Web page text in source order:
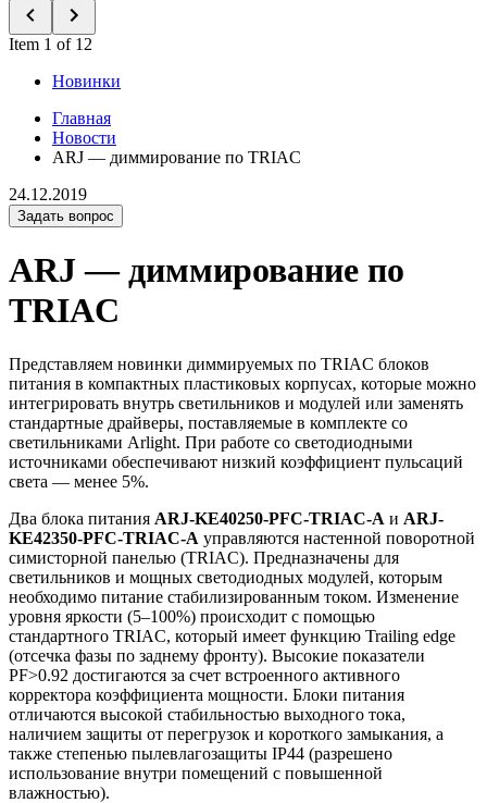
Item 1 of 12
Новинки
Главная
Новости
ARJ — диммирование по TRIAC
24.12.2019
Задать вопрос
ARJ — диммирование по
TRIAC
Представляем новинки диммируемых по TRIAC блоков
питания в компактных пластиковых корпусах, которые можно
интегрировать внутрь светильников и модулей или заменять
стандартные драйверы, поставляемые в комплекте со
светильниками Arlight. При работе со светодиодными
источниками обеспечивают низкий коэффициент пульсаций
света — менее 5%.
Два блока питания ARJ-KE40250-PFC-TRIAC-A и ARJ-
KE42350-PFC-TRIAC-A управляются настенной поворотной
симисторной панелью (TRIAC). Предназначены для
светильников и мощных светодиодных модулей, которым
необходимо питание стабилизированным током. Изменение
уровня яркости (5–100%) происходит с помощью
стандартного TRIAC, который имеет функцию Trailing edge
(отсечка фазы по заднему фронту). Высокие показатели
PF>0.92 достигаются за счет встроенного активного
корректора коэффициента мощности. Блоки питания
отличаются высокой стабильностью выходного тока,
наличием защиты от перегрузок и короткого замыкания, а
также степенью пылевлагозащиты IP44 (разрешено
использование внутри помещений с повышенной
влажностью).